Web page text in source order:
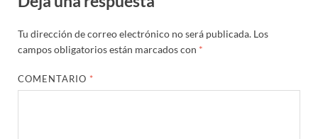
Tu dirección de correo electrónico no será publicada. Los
campos obligatorios están marcados con *
COMENTARIO *